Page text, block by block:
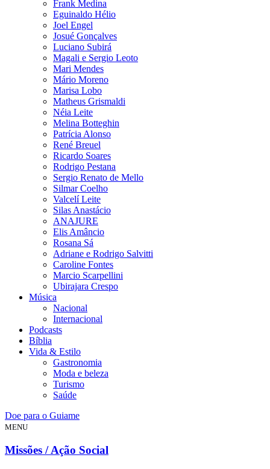
Frank Medina
Eguinaldo Hélio
Joel Engel
Josué Gonçalves
Luciano Subirá
Magali e Sergio Leoto
Mari Mendes
Mário Moreno
Marisa Lobo
Matheus Grismaldi
Néia Leite
Melina Botteghin
Patrícia Alonso
René Breuel
Ricardo Soares
Rodrigo Pestana
Sergio Renato de Mello
Silmar Coelho
Valcelí Leite
Silas Anastácio
ANAJURE
Elis Amâncio
Rosana Sá
Adriane e Rodrigo Salvitti
Caroline Fontes
Marcio Scarpellini
Ubirajara Crespo
Música
Nacional
Internacional
Podcasts
Bíblia
Vida & Estilo
Gastronomia
Moda e beleza
Turismo
Saúde
Doe para o Guiame
MENU
Missões / Ação Social